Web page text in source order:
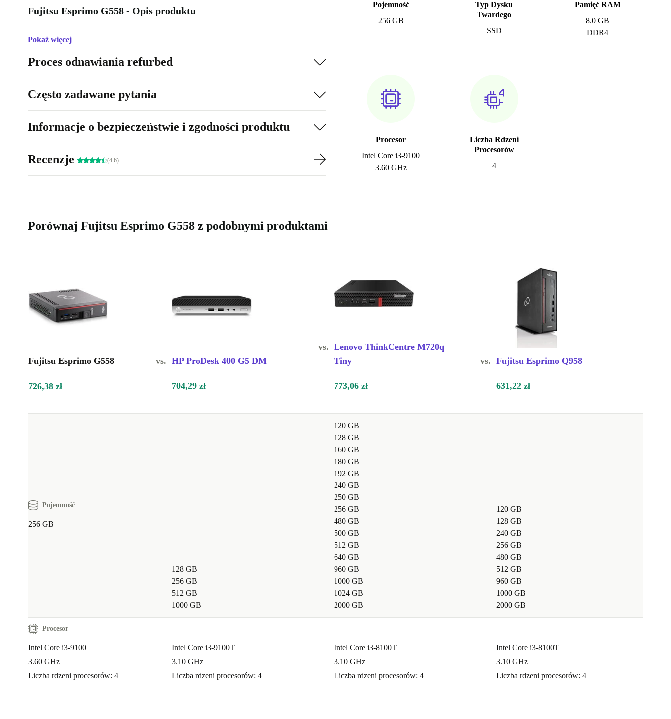
Pojemność
256 GB
Typ Dysku
Twardego
SSD
Pamięć RAM
8.0 GB
DDR4
Procesor
Intel Core i3-9100
3.60 GHz
Liczba Rdzeni
Procesorów
4
Fujitsu Esprimo G558 - Opis produktu
Pokaż więcej
Proces odnawiania refurbed
Często zadawane pytania
Informacje o bezpieczeństwie i zgodności produktu
Recenzje (4.6)
Porównaj Fujitsu Esprimo G558 z podobnymi produktami
Fujitsu Esprimo G558 vs. HP ProDesk 400 G5 DM
vs. Lenovo ThinkCentre M720q
Tiny
vs. Fujitsu Esprimo Q958
726,38 zł 704,29 zł 773,06 zł 631,22 zł
Pojemność
256 GB
128 GB
256 GB
512 GB
1000 GB
120 GB
128 GB
160 GB
180 GB
192 GB
240 GB
250 GB
256 GB
480 GB
500 GB
512 GB
640 GB
960 GB
1000 GB
1024 GB
2000 GB
120 GB
128 GB
240 GB
256 GB
480 GB
512 GB
960 GB
1000 GB
2000 GB
Procesor
Intel Core i3-9100
3.60 GHz
Liczba rdzeni procesorów: 4
Intel Core i3-9100T
3.10 GHz
Liczba rdzeni procesorów: 4
Intel Core i3-8100T
3.10 GHz
Liczba rdzeni procesorów: 4
Intel Core i3-8100T
3.10 GHz
Liczba rdzeni procesorów: 4